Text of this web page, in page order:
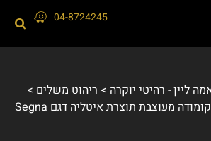
04-8724245
> ריהוט משלים >
קומודה מעוצבת תוצרת איטליה דגם Segna